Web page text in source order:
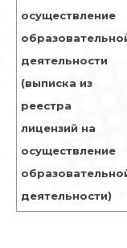
осуществление
деятельности
(выписка из
реестра
лицензий на
осуществление
деятельности)